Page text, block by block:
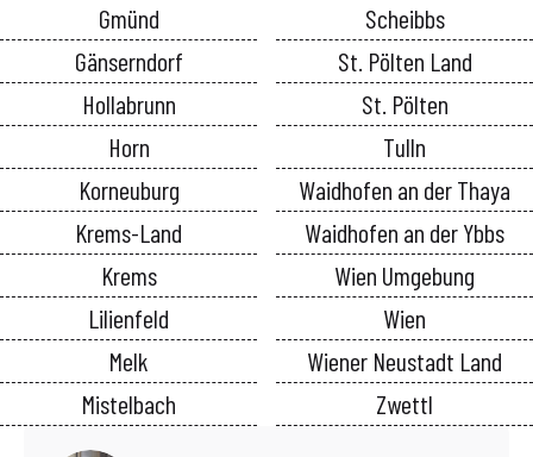
Gmünd
Gänserndorf
Hollabrunn
Horn
Korneuburg
Krems-Land
Krems
Lilienfeld
Melk
Mistelbach
Scheibbs
St. Pölten Land
St. Pölten
Tulln
Waidhofen an der Thaya
Waidhofen an der Ybbs
Wien Umgebung
Wien
Wiener Neustadt Land
Zwettl